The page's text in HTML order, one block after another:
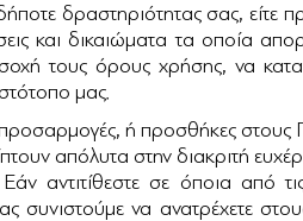
δραστηριότητας σας, είτε
και δικαιώματα τα οποία
τους όρους χρήσης, να
μας.
ή προσθήκες
απόλυτα στην διακριτή
αντιτίθεστε σε όποια από
συνιστούμε να ανατρέχετε